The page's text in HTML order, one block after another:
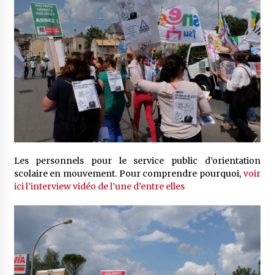
Les personnels pour le service public d’orientation
scolaire en mouvement. Pour comprendre pourquoi, voir
ici l’interview vidéo de l’une d’entre elles